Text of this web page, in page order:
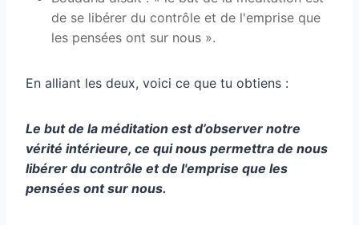
de se libérer du contrôle et de l'emprise que
les pensées ont sur nous ».
En alliant les deux, voici ce que tu obtiens :
Le but de la méditation est d’observer notre
vérité intérieure, ce qui nous permettra de nous
libérer du contrôle et de l'emprise que les
pensées ont sur nous.